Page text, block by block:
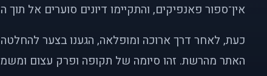
אין־ספור פאנפיקים, והתקיימו דיונים סוערים אל תוך
כעת, לאחר דרך ארוכה ומופלאה, הגענו בצער
האתר מהרשת. זהו סיומה של תקופה ופרק עצום